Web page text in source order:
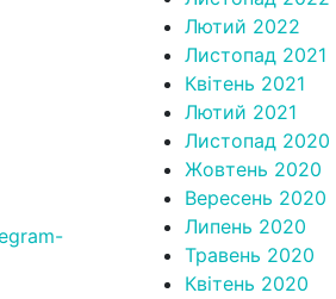
Лютий 2022
Листопад 2021
Квітень 2021
Лютий 2021
Листопад 2020
Жовтень 2020
Вересень 2020
Липень 2020
Травень 2020
Квітень 2020